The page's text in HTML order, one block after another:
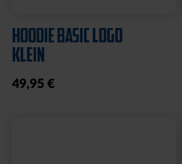
HOODIE BASIC LOGO
KLEIN
49,95 €